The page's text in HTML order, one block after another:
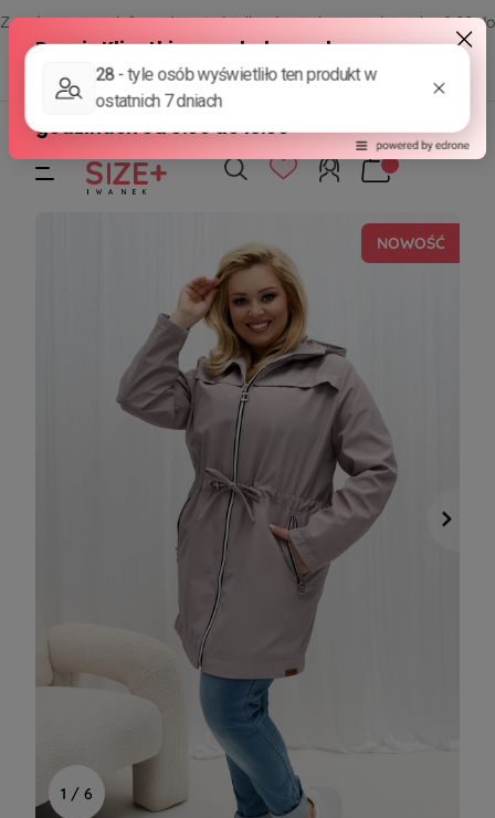
Zamów przez telefon od poniedziałku do piątku w godzinach - 8:00 do
15:00
570 390 351
sklep@modasizeplus.pl
NOWOŚĆ
1 / 6